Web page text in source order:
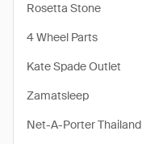
Rosetta Stone
4 Wheel Parts
Kate Spade Outlet
Zamatsleep
Net-A-Porter Thailand